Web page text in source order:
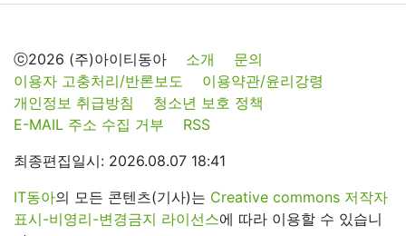
ⓒ2026 (주)아이티동아 소개
문의
이용자 고충처리/반론보도
이용약관/윤리강령
개인정보 취급방침
청소년 보호 정책
E-MAIL 주소 수집 거부
RSS
최종편집일시: 2026.08.07 18:41
IT동아의 모든 콘텐츠(기사)는 Creative commons 저작자
표시-비영리-변경금지 라이선스에 따라 이용할 수 있습니